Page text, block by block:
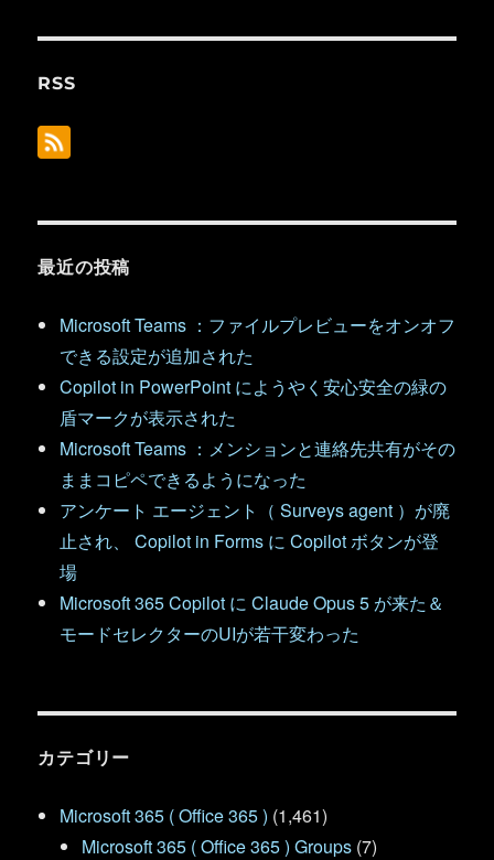
RSS
最近の投稿
Microsoft Teams ：ファイルプレビューをオンオフ
できる設定が追加された
Copilot in PowerPoint にようやく安心安全の緑の
盾マークが表示された
Microsoft Teams ：メンションと連絡先共有がその
ままコピペできるようになった
アンケート エージェント（ Surveys agent ）が廃
止され、 Copilot in Forms に Copilot ボタンが登
場
Microsoft 365 Copilot に Claude Opus 5 が来た＆
モードセレクターのUIが若干変わった
カテゴリー
Microsoft 365 ( Office 365 ) (1,461)
Microsoft 365 ( Office 365 ) Groups (7)